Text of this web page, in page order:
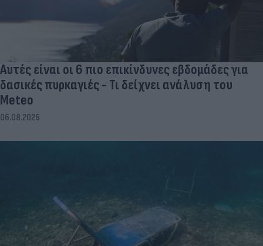
Αυτές είναι οι 6 πιο επικίνδυνες εβδομάδες για
δασικές πυρκαγιές - Τι δείχνει ανάλυση του
Meteo
06.08.2026